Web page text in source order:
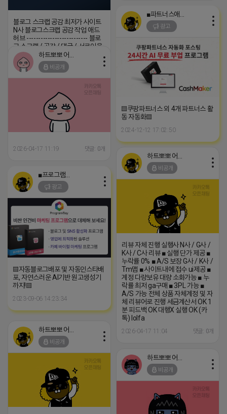
블로그 스크랩 공감 최저가 사이트
N사 블로그스크랩 공감 작업 애드
허브 -------------------------- 블로
그 스크랩 / 공감 / 댓글 / 서로이웃
/ --------------------------
2026-04-17 13:49 댓글: 0개
광고
▤쿠팡파트너스 외 4개 파트너스 활
동 자동화▤
2024-12-12 17:02:50
비공개
2026-04-17 11:19 댓글: 0개
비공개
리뷰 자체 진행 실행사 N사 / G사 /
K사 / C사 리뷰 ■ 실행 단가 제공 ■
누락률 0% ■ A/S 보장 G사 / K사 /
Tm맵 ■ 사이트내에 접수 ui제공 ■
계정 다량보유 대량 소화가능 ■ 누
락률 최저 ga구매 ■ 3PL 가능 ■
A/S 가능 전체 상품 자체계정 및 자
체 리뷰어로 진행 세금계산서 OK 1
분 피드백 OK 대행X 실행 OK (카
톡) lolfa
2026-04-17 11:04 댓글: 0개
광고
▤자동블로그배포 및 자동인스타배
포, 자연스러운 AI기반 원고생성기
까지!▤
2023-09-06 14:23:34
비공개
비공개